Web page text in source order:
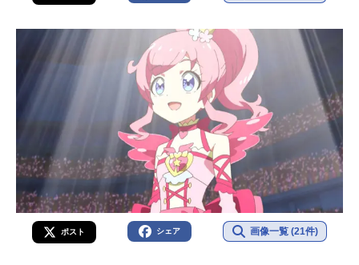
ポスト シェア 画像一覧 (21件)